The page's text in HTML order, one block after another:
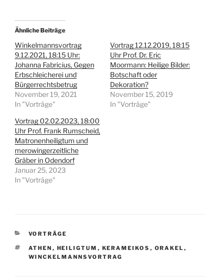
r
z
t
e
i
l
e
n
(
W
i
d
n
n
e
u
e
m
F
e
n
s
t
n
t
)
k
z
u
t
e
i
l
e
n
(
W
i
r
n
n
e
u
e
m
F
e
n
n
t
)
Ähnliche Beiträge
Winkelmannsvortrag
9.12.2021, 18:15 Uhr:
Johanna Fabricius, Gegen
Erbschleicherei und
Bürgerrechtsbetrug
November 19, 2021
In "Vorträge"
Vortrag 12.12.2019, 18:15
Uhr Prof. Dr. Eric
Moormann: Heilige Bilder:
Botschaft oder
Dekoration?
November 15, 2019
In "Vorträge"
Vortrag 02.02.2023, 18:00
Uhr Prof. Frank Rumscheid,
Matronenheiligtum und
merowingerzeitliche
Gräber in Odendorf
Januar 25, 2023
In "Vorträge"
KATEGORIEN
VORTRÄGE
SCHLAGWÖRTER
ATHEN , HEILIGTUM , KERAMEIKOS , ORAKEL ,
WINCKELMANNSVORTRAG